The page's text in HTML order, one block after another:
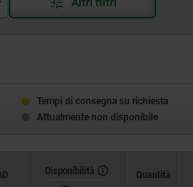
Tempi di consegna su richiesta
Attualmente non disponibile
Disponibilità
Quantità